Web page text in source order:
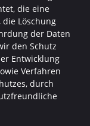
die eine
Löschung
der Daten
den Schutz
Entwicklung
Verfahren
durch